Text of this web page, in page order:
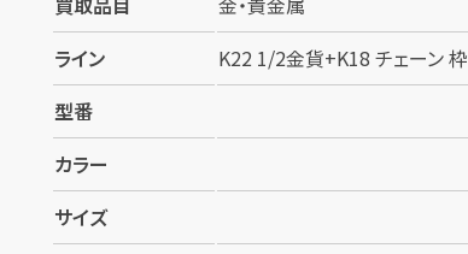
ライン
K22 1/2金貨+K18 チェーン 枠
型番
カラー
サイズ